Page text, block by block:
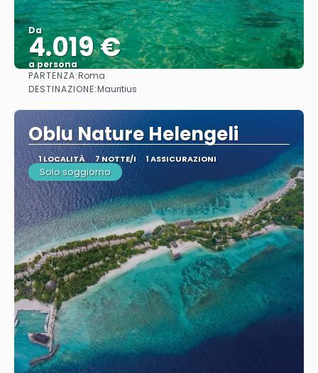
Da
4.019 €
a persona
PARTENZA:Roma
DESTINAZIONE:Mauritius
Oblu Nature Helengeli
1 LOCALITÀ 7 NOTTE/I 1 ASSICURAZIONI
Solo soggiorno